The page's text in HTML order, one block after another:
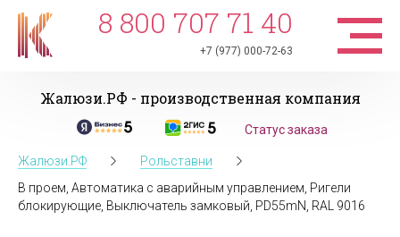
8 800 707 71 40
+7 (977) 000-72-63
Жалюзи.РФ - производственная компания
Статус заказа
Жалюзи.РФ
Рольставни
В проем, Автоматика с аварийным управлением, Ригели
блокирующие, Выключатель замковый, PD55mN, RAL 9016